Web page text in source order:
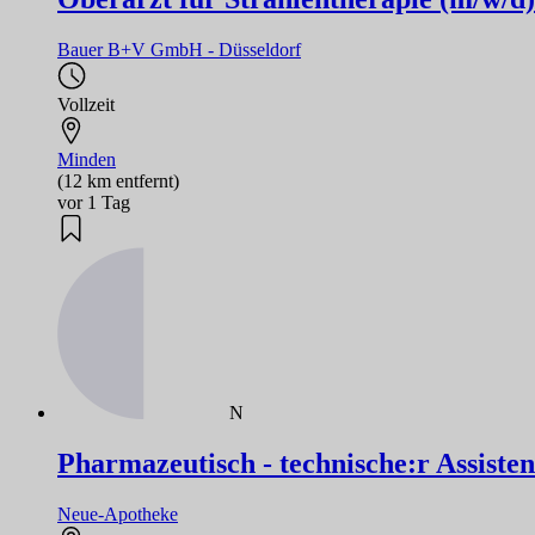
Bauer B+V GmbH - Düsseldorf
Vollzeit
Minden
(12 km entfernt)
vor 1 Tag
N
Pharmazeutisch - technische:r
Neue-Apotheke